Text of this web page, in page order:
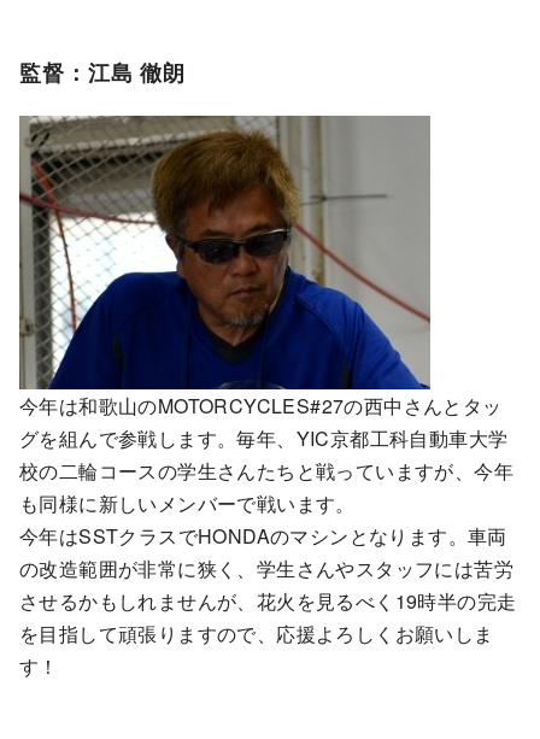
監督：江島 徹朗
今年は和歌山のMOTORCYCLES#27の西中さんとタッ
グを組んで参戦します。毎年、YIC京都工科自動車大学
校の二輪コースの学生さんたちと戦っていますが、今年
も同様に新しいメンバーで戦います。
今年はSSTクラスでHONDAのマシンとなります。車両
の改造範囲が非常に狭く、学生さんやスタッフには苦労
させるかもしれませんが、花火を見るべく19時半の完走
を目指して頑張りますので、応援よろしくお願いしま
す！